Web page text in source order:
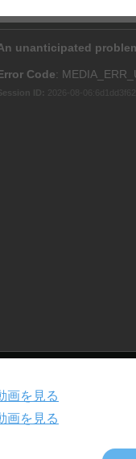
画を見る
画を見る